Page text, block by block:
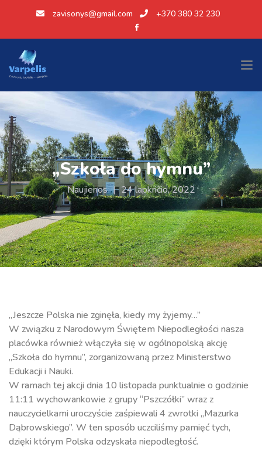
zavisonys@gmail.com +370 380 32 230
„Szkoła do hymnu”
Naujienos | 24 lapkričio, 2022
„Jeszcze Polska nie zginęła, kiedy my żyjemy…”
W związku z Narodowym Świętem Niepodległości nasza
placówka również włączyła się w ogólnopolską akcję
„Szkoła do hymnu”, zorganizowaną przez Ministerstwo
Edukacji i Nauki.
W ramach tej akcji dnia 10 listopada punktualnie o godzinie
11:11 wychowankowie z grupy “Pszczółki” wraz z
nauczycielkami uroczyście zaśpiewali 4 zwrotki „Mazurka
Dąbrowskiego”. W ten sposób uczciliśmy pamięć tych,
dzięki którym Polska odzyskała niepodległość.